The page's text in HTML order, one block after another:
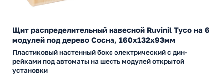
Щит распределительный навесной Ruvinil Tyco на 6
модулей под дерево Сосна, 160х132х93мм
Пластиковый настенный бокс электрический с дин-
рейками под автоматы на шесть модулей открытой
установки